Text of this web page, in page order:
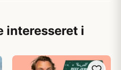
interesseret i